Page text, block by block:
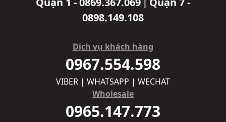
|
0898.149.108
Dịch vụ khách hàng
0967.554.598
VIBER | WHATSAPP | WECHAT
Wholesale
0965.147.773